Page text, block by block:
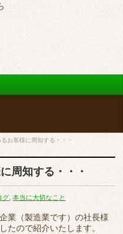
お客様に周知する・・・
周知する・・・
グ ,本当に大切なこと
業（製造業です）の社長様
たので紹介いたします。